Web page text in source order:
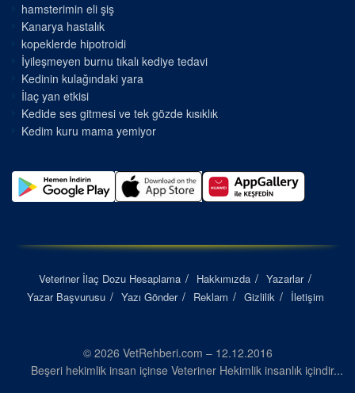
hamsterimin eli şiş
Kanarya hastalık
kopeklerde hipotroidi
İyileşmeyen burnu tıkalı kediye tedavi
Kedinin kulağındaki yara
İlaç yan etkisi
Kedide ses gitmesi ve tek gözde kısıklık
Kedim kuru mama yemiyor
Veteriner İlaç Dozu Hesaplama Hakkımızda
Yazarlar
Yazar Başvurusu
Yazı Gönder Reklam Gizlilik İletişim
© 2026 VetRehberi.com – 12.12.2016
Beşeri hekimlik insan içinse Veteriner Hekimlik insanlık içindir...